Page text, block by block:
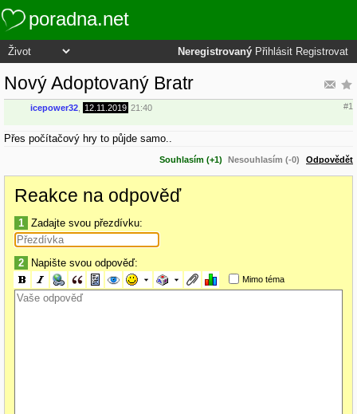
poradna.net
Neregistrovaný Přihlásit Registrovat
Nový Adoptovaný Bratr
icepower32 12.11.2019 21:40 #1
Přes počítačový hry to půjde samo..
Souhlasím (+1) Nesouhlasím (-0) Odpovědět
Reakce na odpověď
1 Zadajte svou přezdívku:
2 Napište svou odpověď:
Mimo téma